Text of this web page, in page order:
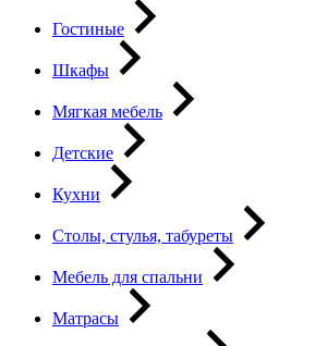
Гостиные
Шкафы
Мягкая мебель
Детские
Кухни
Столы, стулья, табуреты
Мебель для спальни
Матрасы